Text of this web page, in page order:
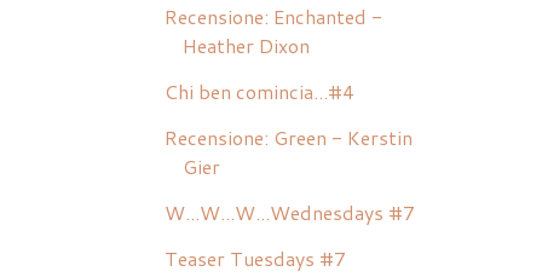
Recensione: Enchanted -
Heather Dixon
Chi ben comincia...#4
Recensione: Green - Kerstin
Gier
W...W...W...Wednesdays #7
Teaser Tuesdays #7